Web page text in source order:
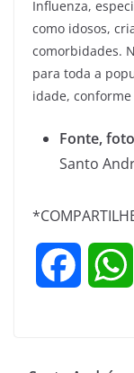
Influenza,
como idosos,
comorbidades.
para toda a
idade,
Fonte,
Santo